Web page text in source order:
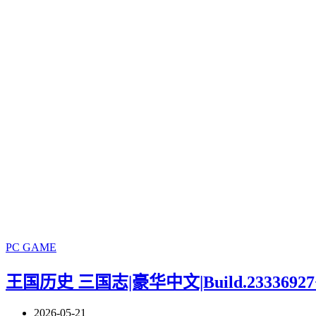
PC GAME
王国历史 三国志|豪华中文
2026-05-21